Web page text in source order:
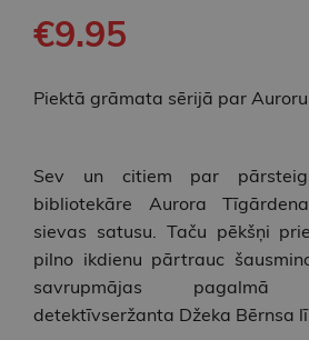
€9.95
Piektā grāmata sērijā par
Sev un citiem par
bibliotekāre Aurora
sievas satusu. Taču pēkšņi
pilno ikdienu pārtrauc
savrupmājas
detektīvseržanta Džeka Bērnsa